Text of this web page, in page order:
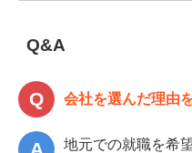
Q&A
会社を選んだ理由
地元での就職を希